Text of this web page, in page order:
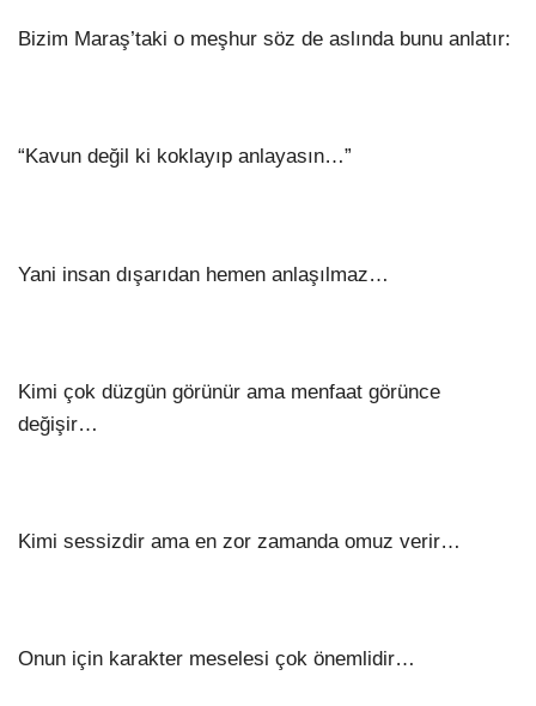
Bizim Maraş’taki o meşhur söz de aslında bunu anlatır:
“Kavun değil ki koklayıp anlayasın…”
Yani insan dışarıdan hemen anlaşılmaz…
Kimi çok düzgün görünür ama menfaat görünce
değişir…
Kimi sessizdir ama en zor zamanda omuz verir…
Onun için karakter meselesi çok önemlidir…